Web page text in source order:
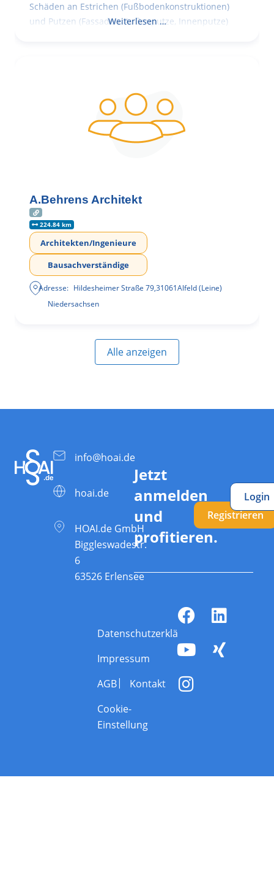
Schäden an Estrichen (Fußbodenkonstruktionen)
und Putzen (Fassaden, Außenputze, Innenputze)
Weiterlesen …
A.Behrens Architekt
224.84 km
Architekten/Ingenieure
Bausachverständige
Adresse: Hildesheimer Straße 79,31061Alfeld (Leine)
Niedersachsen
Alle anzeigen
info@hoai.de
hoai.de
HOAI.de GmbH
Biggleswadestr.
6
63526 Erlensee
Jetzt
anmelden
und
profitieren.
Registrieren
Login
Datenschutzerklärung
Impressum
AGB
Kontakt
Cookie-
Einstellung